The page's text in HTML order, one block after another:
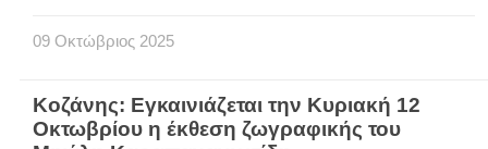
09 Οκτώβριος 2025
Κοζάνης: Εγκαινιάζεται την Κυριακή 12
Οκτωβρίου η έκθεση ζωγραφικής του